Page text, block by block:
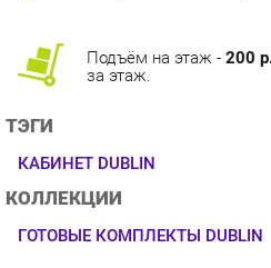
ТЭГИ
ОПИСАНИЕ